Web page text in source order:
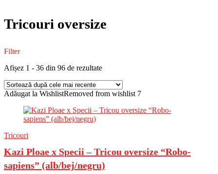
Tricouri oversize
Filter
Afișez 1 - 36 din 96 de rezultateSortat
mai
Adăugat la WishlistRemoved from wishlist 7
Tricouri
Kazi Ploae x Specii – Tricou oversize “Robo-
sapiens” (alb/bej/negru)